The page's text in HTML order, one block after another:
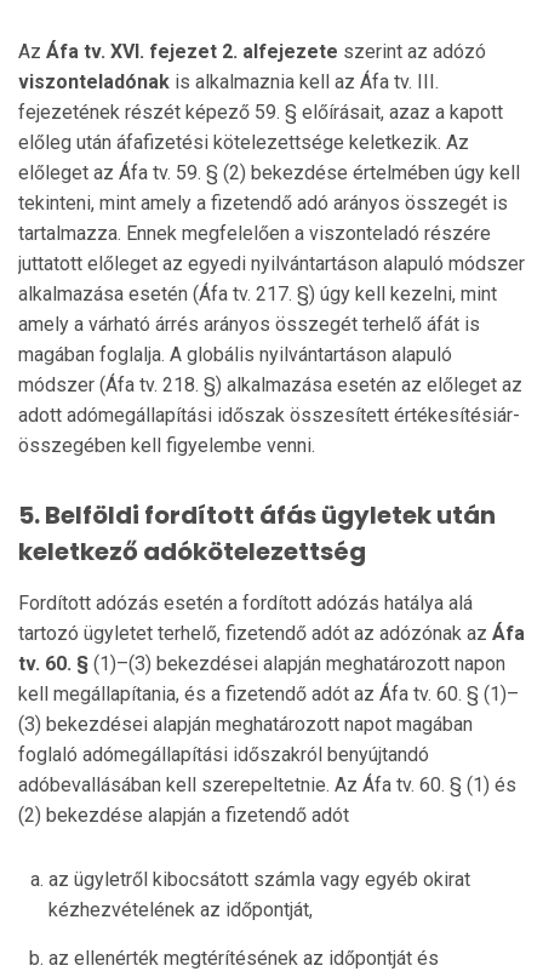
Az Áfa tv. XVI. fejezet 2. alfejezete szerint az adózó
viszonteladónak is alkalmaznia kell az Áfa tv. III.
fejezetének részét képező 59. § előírásait, azaz a kapott
előleg után áfafizetési kötelezettsége keletkezik. Az
előleget az Áfa tv. 59. § (2) bekezdése értelmében úgy kell
tekinteni, mint amely a fizetendő adó arányos összegét is
tartalmazza. Ennek megfelelően a viszonteladó részére
juttatott előleget az egyedi nyilvántartáson alapuló módszer
alkalmazása esetén (Áfa tv. 217. §) úgy kell kezelni, mint
amely a várható árrés arányos összegét terhelő áfát is
magában foglalja. A globális nyilvántartáson alapuló
módszer (Áfa tv. 218. §) alkalmazása esetén az előleget az
adott adómegállapítási időszak összesített értékesítésiár-
összegében kell figyelembe venni.
5.Belföldi fordított áfás ügyletek után
keletkező adókötelezettség
Fordított adózás esetén a fordított adózás hatálya alá
tartozó ügyletet terhelő, fizetendő adót az adózónak az Áfa
tv. 60. § (1)–(3) bekezdései alapján meghatározott napon
kell megállapítania, és a fizetendő adót az Áfa tv. 60. § (1)–
(3) bekezdései alapján meghatározott napot magában
foglaló adómegállapítási időszakról benyújtandó
adóbevallásában kell szerepeltetnie. Az Áfa tv. 60. § (1) és
(2) bekezdése alapján a fizetendő adót
az ügyletről kibocsátott számla vagy egyéb okirat
kézhezvételének az időpontját,
az ellenérték megtérítésének az időpontját és